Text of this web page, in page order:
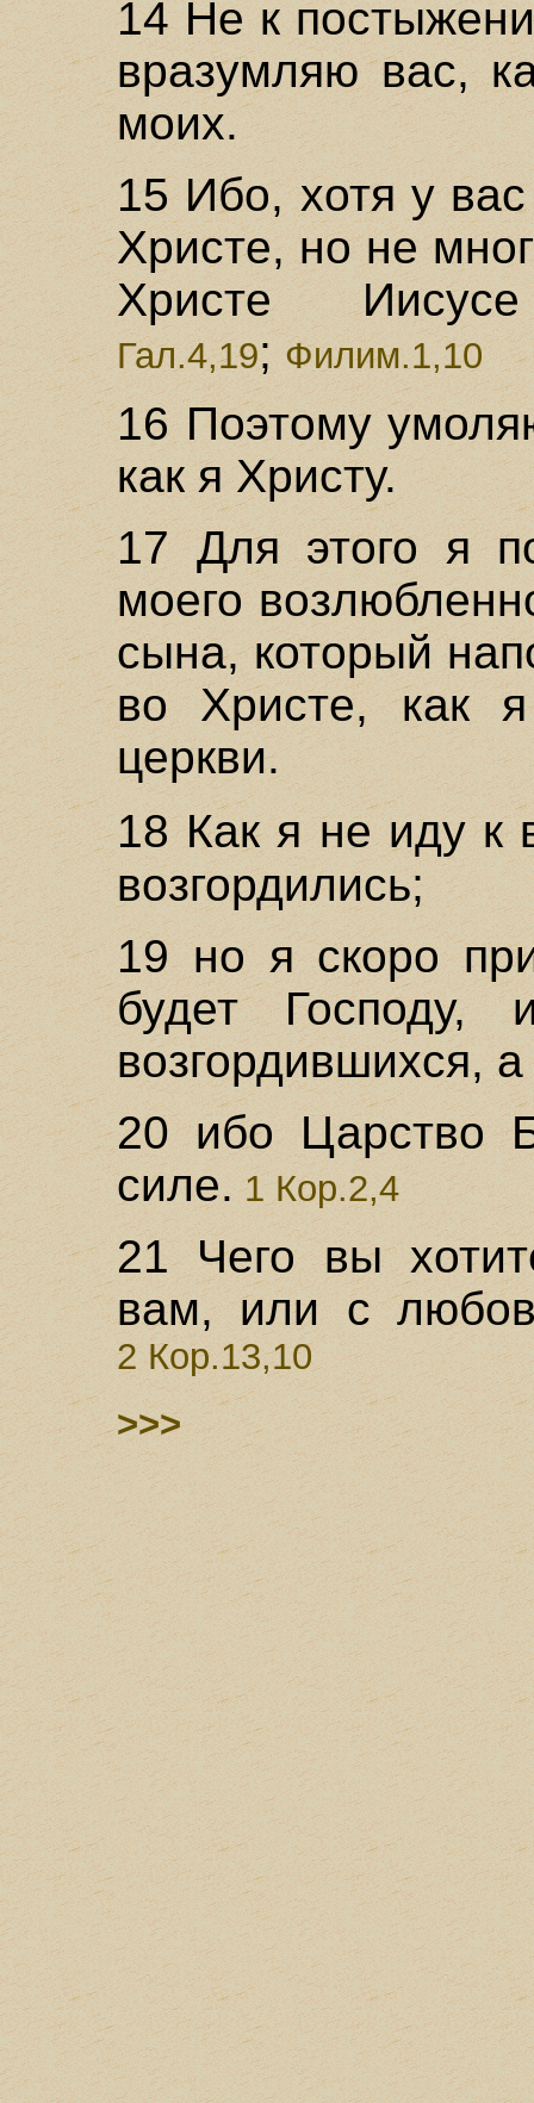
14 Не к
вразумляю вас,
моих.
15 Ибо, хотя у
Христе, но не
Христе Иисусе
Гал.4,19;Филим.1,10
16 Поэтому
как я Христу.
17 Для этого я
моего
сына, который
во Христе, как
церкви.
18 Как я не иду к
возгордились;
19 но я скоро
будет
возгордившихся, а
20 ибо Царство
силе. 1 Кор.2,4
21 Чего вы
вам, или с
2 Кор.13,10
>>>